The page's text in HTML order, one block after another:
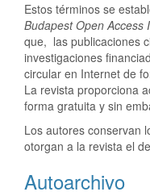
Estos términos se
Budapest Open Access
que, las publicaciones
investigaciones
circular en Internet de
La revista proporciona
forma gratuita y sin
Los autores conservan
otorgan a la revista el
Autoarchivo